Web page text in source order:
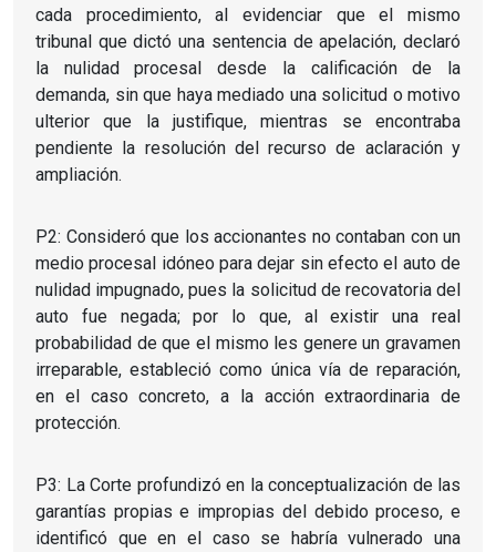
cada procedimiento, al evidenciar que el mismo
tribunal que dictó una sentencia de apelación, declaró
la nulidad procesal desde la calificación de la
demanda, sin que haya mediado una solicitud o motivo
ulterior que la justifique, mientras se encontraba
pendiente la resolución del recurso de aclaración y
ampliación.
P2: Consideró que los accionantes no contaban con un
medio procesal idóneo para dejar sin efecto el auto de
nulidad impugnado, pues la solicitud de recovatoria del
auto fue negada; por lo que, al existir una real
probabilidad de que el mismo les genere un gravamen
irreparable, estableció como única vía de reparación,
en el caso concreto, a la acción extraordinaria de
protección.
P3: La Corte profundizó en la conceptualización de las
garantías propias e impropias del debido proceso, e
identificó que en el caso se habría vulnerado una